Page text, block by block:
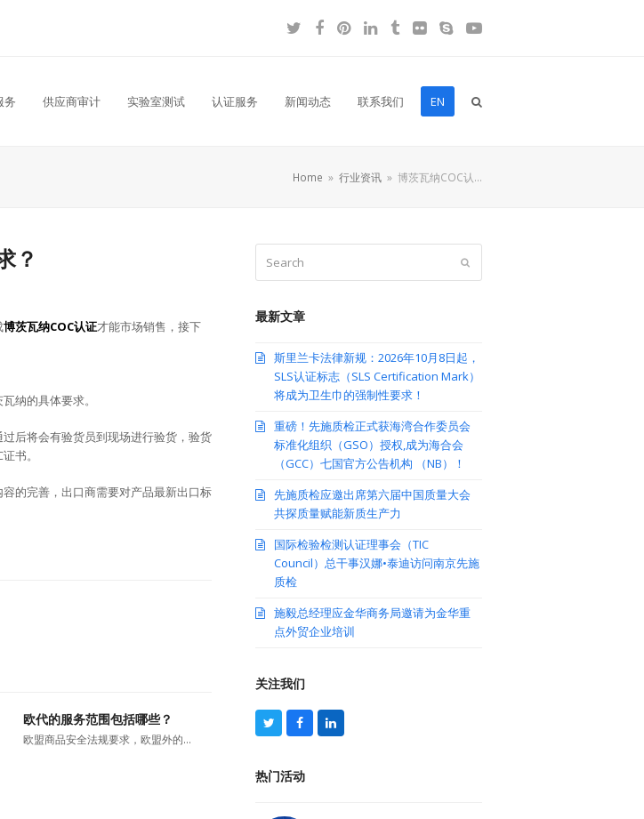
Twitter
Facebook
Pinterest
LinkedIn
Tumblr
FlickrSkypeYouTube
务 供应商审计 实验室测试 认证服务 新闻动态 联系我们 EN
Home » 行业资讯 » 博茨瓦纳COC认…
？
博茨瓦纳COC认证才能市场销售，接下
纳的具体要求。
后将会有验货员到现场进行验货，验货
书。
的完善，出口商需要对产品最新出口标
欧代的服务范围包括哪些？
欧盟商品安全法规要求，欧盟外的…
最新文章
斯里兰卡法律新规：2026年10月8日起，
SLS认证标志（SLS Certification Mark）
将成为卫生巾的强制性要求！
重磅！先施质检正式获海湾合作委员会
标准化组织（GSO）授权,成为海合会
（GCC）七国官方公告机构 （NB）！
先施质检应邀出席第六届中国质量大会
共探质量赋能新质生产力
国际检验检测认证理事会（TIC
Council）总干事汉娜•泰迪访问南京先施
质检
施毅总经理应金华商务局邀请为金华重
点外贸企业培训
关注我们
T
w
t
t
F
a
b
L
i
热门活动